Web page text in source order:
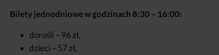
Bilety jednodniowe w godzinach 8:30 – 16:00:
dorośli – 96 zł,
dzieci – 57 zł,